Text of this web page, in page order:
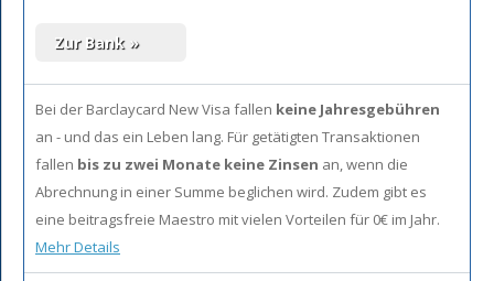
Bei der Barclaycard New Visa fallen keine Jahresgebühren
an - und das ein Leben lang. Für getätigten Transaktionen
fallen bis zu zwei Monate keine Zinsen an, wenn die
Abrechnung in einer Summe beglichen wird. Zudem gibt es
eine beitragsfreie Maestro mit vielen Vorteilen für 0€ im Jahr.
Mehr Details